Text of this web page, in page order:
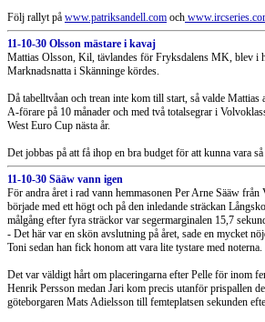
Följ rallyt på www.patriksandell.com och
11-10-30 Olsson mästare i kavaj
Mattias Olsson, Kil, tävlandes för Fryksdalens MK, blev i
Marknadsnatta i Skänninge kördes.
Då tabelltvåan och trean inte kom till start, så valde
A-förare på 10 månader och med två totalsegrar i
West Euro Cup nästa år.
Det jobbas på att få ihop en bra budget för att kunna vara
11-10-30 Sääw vann igen
För andra året i rad vann hemmasonen Per Arne Sääw
började med ett högt och på den inledande sträckan
målgång efter fyra sträckor var segermarginalen 15,7
- Det här var en skön avslutning på året, sade en mycket
Toni sedan han fick honom att vara lite tystare med
Det var väldigt hårt om placeringarna efter Pelle för inom
Henrik Persson medan Jari kom precis utanför prispallen
göteborgaren Mats Adielsson till femteplatsen sekunden